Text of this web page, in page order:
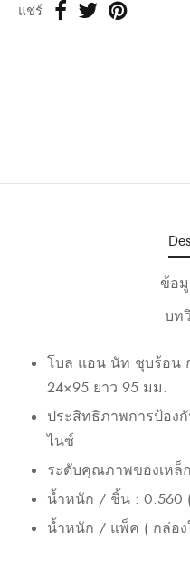
แชร์
ข้อมู
บท
โบล แอน นัท ชุบร้อน
24×95 ยาว 95 มม.
ประสิทธิภาพการป้อง
ไนซ์
ระดับคุณภาพของเหล็
น้ำหนัก / ชิ้น : 0.560
น้ำหนัก / แพ็ค ( กล่อง